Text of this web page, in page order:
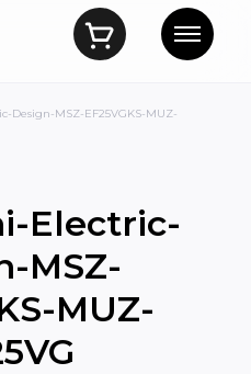
Design-MSZ-EF25VGKS-MUZ-
Electric-
MSZ-
MUZ-